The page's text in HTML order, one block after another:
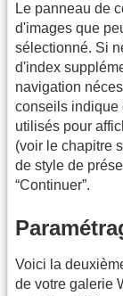
Le panneau de
d'images que
sélectionné. Si
d'index
navigation
conseils indique
utilisés pour
(voir le chapitre
de style de
“Continuer”.
Voici la
de votre galerie